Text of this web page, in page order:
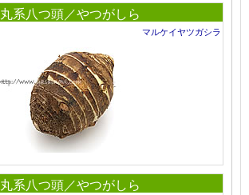
丸系八つ頭／やつがしら
マルケイヤツガシラ
丸系八つ頭／やつがしら